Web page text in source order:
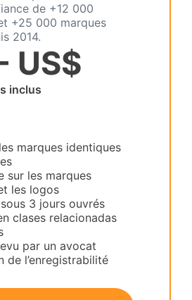
de +12 000
+25 000 marques
2014.
US$
inclus
marques identiques
sur les marques
les logos
3 jours ouvrés
clases relacionadas
par un avocat
de l’enregistrabilité